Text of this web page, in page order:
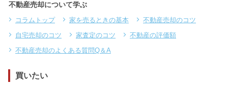
不動産売却について学ぶ
コラムトップ 家を売るときの基本
不動産売却のコツ
自宅売却のコツ
家査定のコツ
不動産の評価額
不動産売却のよくある質問Q＆A
買いたい